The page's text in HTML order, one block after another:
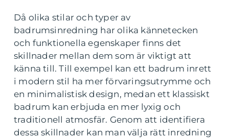
Då olika stilar och typer av
badrumsinredning har olika kännetecken
och funktionella egenskaper finns det
skillnader mellan dem som är viktigt att
känna till. Till exempel kan ett badrum inrett
i modern stil ha mer förvaringsutrymme och
en minimalistisk design, medan ett klassiskt
badrum kan erbjuda en mer lyxig och
traditionell atmosfär. Genom att identifiera
dessa skillnader kan man välja rätt inredning